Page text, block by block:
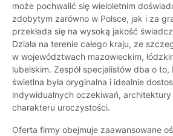
może pochwalić się wieloletnim
zdobytym zarówno w Polsce, jak i za
przekłada się na wysoką jakość
Działa na terenie całego kraju, ze
w województwach mazowieckim,
lubelskim. Zespół specjalistów dba o
świetlna była oryginalna i idealnie
indywidualnych oczekiwań, architektury
charakteru uroczystości.
Oferta firmy obejmuje zaawansowane